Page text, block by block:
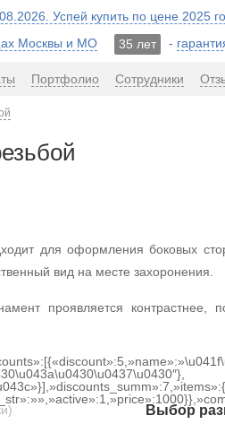
Успей купить по цене 2025
Москвы и МО 35 лет -
Портфолио Сотрудники
для оформления боковых
вид на месте захоронения.
проявляется контрастнее,
Выбор